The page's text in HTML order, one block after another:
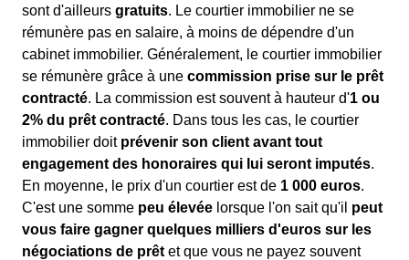
sont d'ailleurs gratuits. Le courtier immobilier ne se
rémunère pas en salaire, à moins de dépendre d'un
cabinet immobilier. Généralement, le courtier immobilier
se rémunère grâce à une commission prise sur le prêt
contracté. La commission est souvent à hauteur d'1 ou
2% du prêt contracté. Dans tous les cas, le courtier
immobilier doit prévenir son client avant tout
engagement des honoraires qui lui seront imputés.
En moyenne, le prix d'un courtier est de 1 000 euros.
C'est une somme peu élevée lorsque l'on sait qu'il peut
vous faire gagner quelques milliers d'euros sur les
négociations de prêt et que vous ne payez souvent